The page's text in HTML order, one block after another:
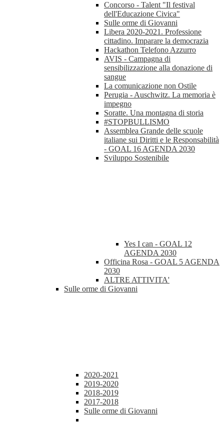
Concorso - Talent "Il festival
dell'Educazione Civica"
Sulle orme di Giovanni
Libera 2020-2021. Professione
cittadino. Imparare la democrazia
Hackathon Telefono Azzurro
AVIS - Campagna di
sensibilizzazione alla donazione di
sangue
La comunicazione non Ostile
Perugia - Auschwitz. La memoria è
impegno
Soratte. Una montagna di storia
#STOPBULLISMO
Assemblea Grande delle scuole
italiane sui Diritti e le Responsabilità
- GOAL 16 AGENDA 2030
Sviluppo Sostenibile
Yes I can - GOAL 12
AGENDA 2030
Officina Rosa - GOAL 5 AGENDA
2030
ALTRE ATTIVITA'
Sulle orme di Giovanni
2020-2021
2019-2020
2018-2019
2017-2018
Sulle orme di Giovanni